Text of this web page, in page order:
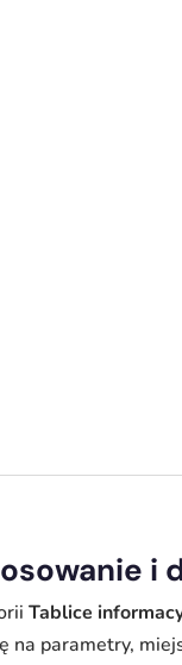
i
Tablice
parametry,